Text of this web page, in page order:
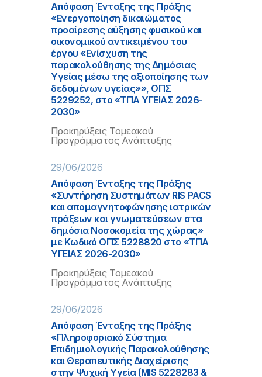
Απόφαση Ένταξης της Πράξης
«Ενεργοποίηση δικαιώματος
προαίρεσης αύξησης φυσικού και
οικονομικού αντικειμένου του
έργου «Ενίσχυση της
παρακολούθησης της Δημόσιας
Υγείας μέσω της αξιοποίησης των
δεδομένων υγείας»», ΟΠΣ
5229252, στο «ΤΠΑ ΥΓΕΙΑΣ 2026-
2030»
Προκηρύξεις Τομεακού
Προγράμματος Ανάπτυξης
29/06/2026
Απόφαση Ένταξης της Πράξης
«Συντήρηση Συστημάτων RIS PACS
και απομαγνητοφώνησης ιατρικών
πράξεων και γνωματεύσεων στα
δημόσια Νοσοκομεία της χώρας»
με Κωδικό ΟΠΣ 5228820 στο «ΤΠΑ
ΥΓΕΙΑΣ 2026-2030»
Προκηρύξεις Τομεακού
Προγράμματος Ανάπτυξης
29/06/2026
Απόφαση Ένταξης της Πράξης
«Πληροφοριακό Σύστημα
Επιδημιολογικής Παρακολούθησης
και Θεραπευτικής Διαχείρισης
στην Ψυχική Υγεία (MIS 5228283 &